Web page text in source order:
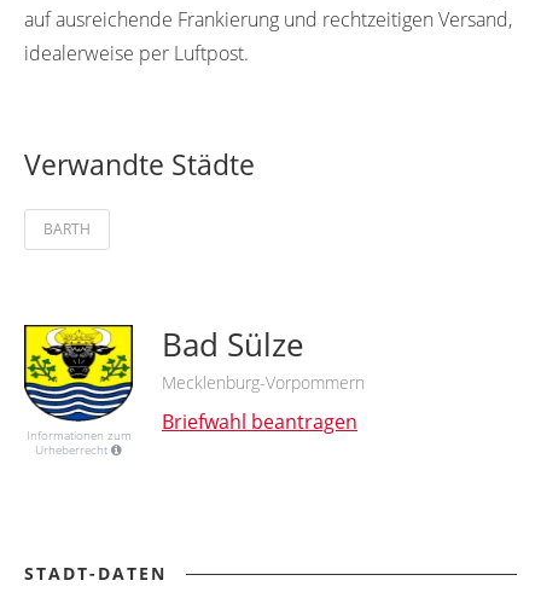
auf ausreichende Frankierung und rechtzeitigen Versand,
idealerweise per Luftpost.
Verwandte Städte
BARTH
Informationen zum
Urheberrecht
Bad Sülze
Mecklenburg-Vorpommern
Briefwahl beantragen
STADT-DATEN